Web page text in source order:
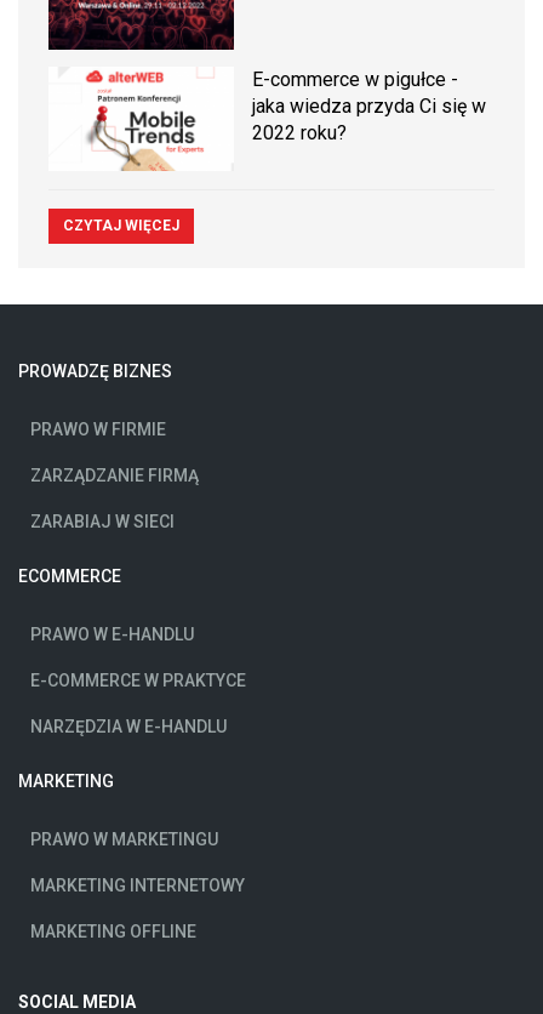
E-commerce w pigułce -
jaka wiedza przyda Ci się w
2022 roku?
CZYTAJ WIĘCEJ
PROWADZĘ BIZNES
PRAWO W FIRMIE
ZARZĄDZANIE FIRMĄ
ZARABIAJ W SIECI
ECOMMERCE
PRAWO W E-HANDLU
E-COMMERCE W PRAKTYCE
NARZĘDZIA W E-HANDLU
MARKETING
PRAWO W MARKETINGU
MARKETING INTERNETOWY
MARKETING OFFLINE
SOCIAL MEDIA